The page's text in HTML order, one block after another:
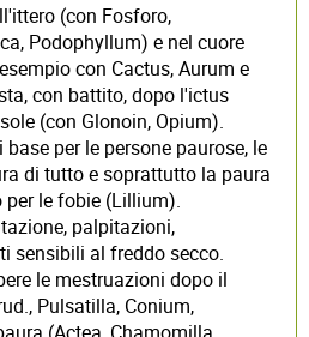
(con Fosforo,
Podophyllum) e nel cuore
con Cactus, Aurum e
con battito, dopo l'ictus
(con Glonoin, Opium).
per le persone paurose, le
di tutto e soprattutto la paura
per le fobie (Lillium).
palpitazioni,
sensibili al freddo secco.
le mestruazioni dopo il
Pulsatilla, Conium,